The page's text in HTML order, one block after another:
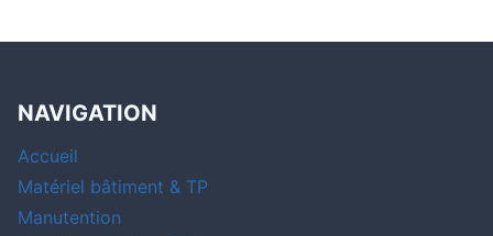
NAVIGATION
Accueil
Matériel bâtiment & TP
Manutention